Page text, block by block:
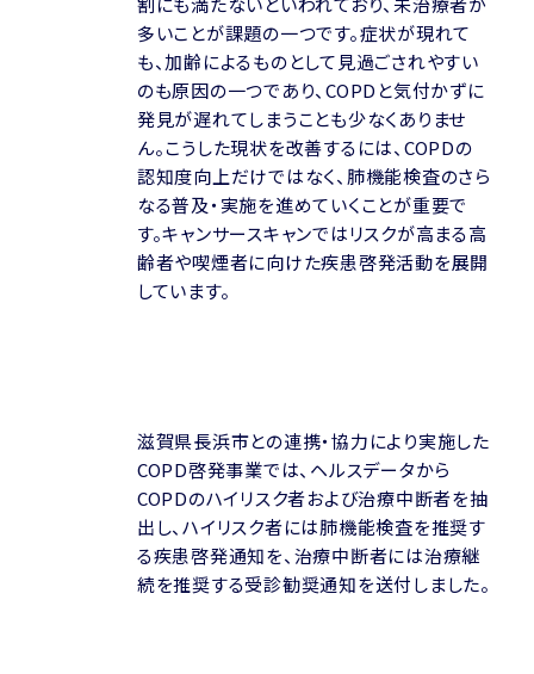
多いことが課題の一つです。症状が現れて
も、加齢によるものとして見過ごされやすい
のも原因の一つであり、COPDと気付かずに
発見が遅れてしまうことも少なくありませ
ん。こうした現状を改善するには、COPDの
認知度向上だけではなく、肺機能検査のさら
なる普及・実施を進めていくことが重要で
す。キャンサースキャンではリスクが高まる高
齢者や喫煙者に向けた疾患啓発活動を展開
しています。
滋賀県長浜市との連携・協力により実施した
COPD啓発事業では、ヘルスデータから
COPDのハイリスク者および治療中断者を抽
出し、ハイリスク者には肺機能検査を推奨す
る疾患啓発通知を、治療中断者には治療継
続を推奨する受診勧奨通知を送付しました。